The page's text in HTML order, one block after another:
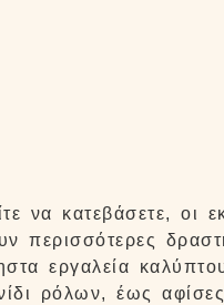
κατεβάσετε, οι
περισσότερες
εργαλεία
ρόλων, έως